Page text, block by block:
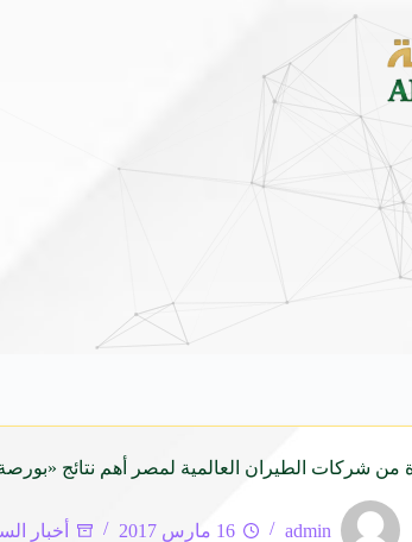
مهرجان صيف بريدة يستقطب أكثر من 4 آلاف زائر يوميا ويوفر 500 فرصة وظيفية
شركات الطيران العالمية لمصر أهم نتائج «بورصة
admin 16 مارس 2017 أخبار